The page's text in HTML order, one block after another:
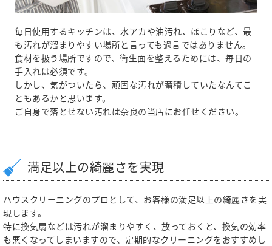
毎日使用するキッチンは、水アカや油汚れ、ほこりなど、最
も汚れが溜まりやすい場所と言っても過言ではありません。
食材を扱う場所ですので、衛生面を整えるためには、毎日の
手入れは必須です。
しかし、気がついたら、頑固な汚れが蓄積していたなんてこ
ともあるかと思います。
ご自身で落とせない汚れは奈良の当店にお任せください。
満足以上の綺麗さを実現
ハウスクリーニングのプロとして、お客様の満足以上の綺麗さを実
現します。
特に換気扇などは汚れが溜まりやすく、放っておくと、換気の効率
も悪くなってしまいますので、定期的なクリーニングをおすすめし